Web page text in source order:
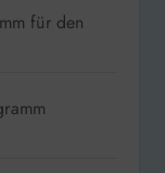
für den